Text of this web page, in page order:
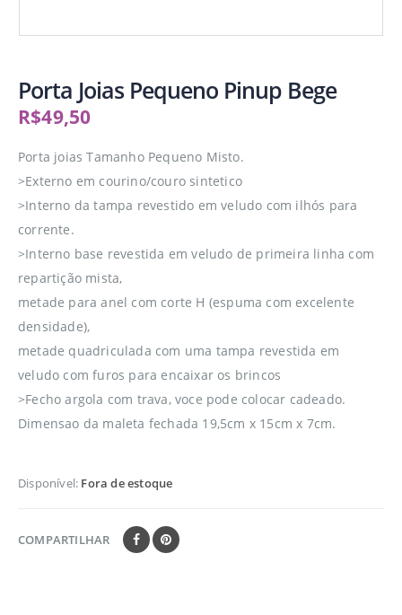
Porta Joias Pequeno Pinup Bege
R$49,50
Porta joias Tamanho Pequeno Misto.
>Externo em courino/couro sintetico
>Interno da tampa revestido em veludo com ilhós para
corrente.
>Interno base revestida em veludo de primeira linha com
repartição mista,
metade para anel com corte H (espuma com excelente
densidade),
metade quadriculada com uma tampa revestida em
veludo com furos para encaixar os brincos
>Fecho argola com trava, voce pode colocar cadeado.
Dimensao da maleta fechada 19,5cm x 15cm x 7cm.
Disponível: Fora de estoque
COMPARTILHAR